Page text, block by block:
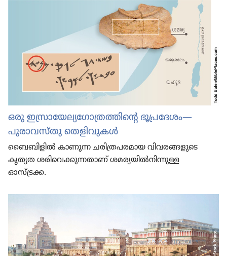
ഒരു ഇസ്രാ​യേ​ല്യ​ഗോ​ത്ര​ത്തി​ന്റെ ഭൂപ്രദേശം—
പുരാവസ്‌തു തെളി​വു​കൾ
ബൈബി​ളിൽ കാണുന്ന ചരി​ത്ര​പ​ര​മായ വിവര​ങ്ങ​ളു​ടെ
കൃത്യത ശരി​വെ​ക്കു​ന്ന​താണ്‌ ശമര്യ​യിൽനി​ന്നുള്ള
ഓസ്‌ട്രക്ക.